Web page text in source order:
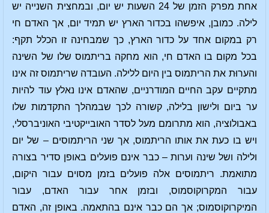
אחת מפרק הזמן של 24 השעות יש יום, ובמחצית השנייה יש
לילה. כמובן, איפשהו בכדור הארץ יש תמיד יום, אך האדם חי
רק במקום אחד על כדור הארץ, כך שמבחינה זו הכלל תקף:
בכל מקום בו האדם חי, הוא מחקה בריתמוס שלו של השינה
והערוּת את הריתמוס בין היום ללילה. העובדה שריתמוס זה אינו
מתקיים עקב החיים המודרניים, שהאדם אינו נאלץ עוד להיות
ער ביום ולישון בלילה, קשורה לכך שבמהלך התקדמות שלו
באבולוציה, הוא מתרומם מעל לסדר האובייקטיבי האוניברסלי,
ויש בו כעת את אותו הריתמוס, אך שני הריתמוסים – של יום
ולילה ושל שינה וערות – כבר אינם פועלים באופן סדיר בצורה
מתואמת. ריתמוסים אלה פועלים בזמן מסוים עבור היקום,
עבור המקרוקוסמוס, ובזמן אחר עבור האדם, עבור
המיקרוקוסמוס; אך הם כבר אינם בהתאמה. באופן זה, האדם